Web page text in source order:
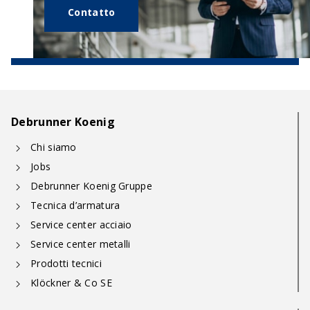
Contatto
Debrunner Koenig
Chi siamo
Jobs
Debrunner Koenig Gruppe
Tecnica d’armatura
Service center acciaio
Service center metalli
Prodotti tecnici
Klöckner & Co SE